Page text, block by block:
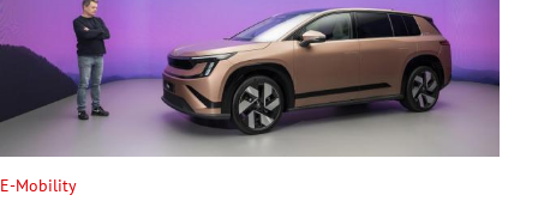
E-Mobility